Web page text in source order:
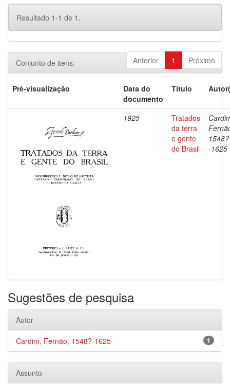
Resultado 1-1 de 1.
Anterior 1 Próximo
Conjunto de itens:
Pré-visualização
Data do
documento
Título
1925
Tratados
da terra
e gente
do Brasil
1548?
-1625
Sugestões de pesquisa
Autor
1
Cardim, Fernão, 1548?-1625
Assunto